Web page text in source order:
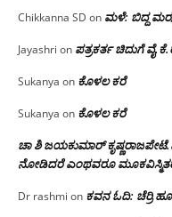
Chikkanna SD on ಮಳೆ: ಬಿದ್ದ
Jayashri on ಪತ್ರಕರ್ತ ಚಿದುಗೆ
Sukanya on ಕೊಳಲ ಕರೆ
Sukanya on ಕೊಳಲ ಕರೆ
ಚಾ ಶಿ ಜಯಕುಮಾರ್
ನೋಡಿದರೆ ಎಂಥವರೂ
Dr rashmi on ಕವನ ಓದಿ: ಚೆರ್ರಿ